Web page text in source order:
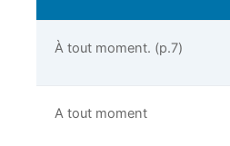
À tout moment. (p.7)
A tout moment